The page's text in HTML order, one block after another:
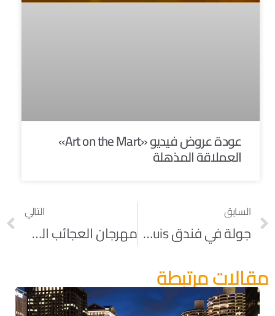
عودة عروض فيديو «Art on the Mart»
العملاقة المذهلة
السابق
جولة في فندق Marriott Marquis الجديد
التالي
مهرجان العجائب الشتوي في شيكاغو: ٢٠١٧
مقالات مرتبطة